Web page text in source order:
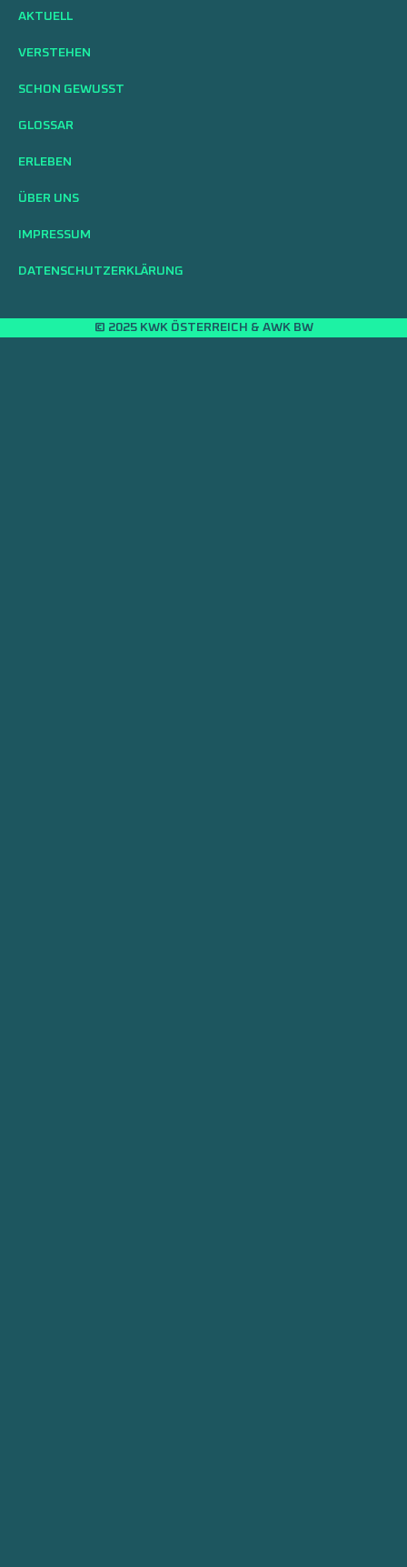
AKTUELL
VERSTEHEN
SCHON GEWUSST
GLOSSAR
ERLEBEN
ÜBER UNS
IMPRESSUM
DATENSCHUTZERKLÄRUNG
© 2025 KWK ÖSTERREICH & AWK BW